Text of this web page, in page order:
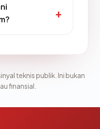
teknis publik. Ini bukan
finansial.